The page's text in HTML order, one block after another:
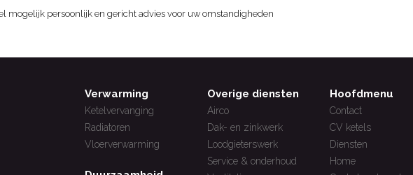
mogelijk persoonlijk en gericht advies voor uw omstandigheden
Verwarming
Ketelvervanging
Radiatoren
Vloerverwarming
Overige diensten
Airco
Dak- en zinkwerk
Loodgieterswerk
Service & onderhoud
Hoofdmenu
Contact
CV ketels
Diensten
Home